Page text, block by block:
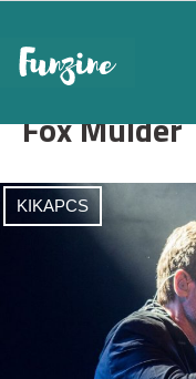
Fox Mulder
KIKAPCS